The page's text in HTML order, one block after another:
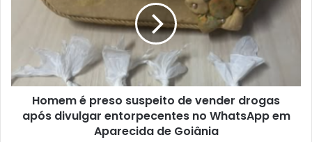
Homem é preso suspeito de vender drogas
após divulgar entorpecentes no WhatsApp em
Aparecida de Goiânia